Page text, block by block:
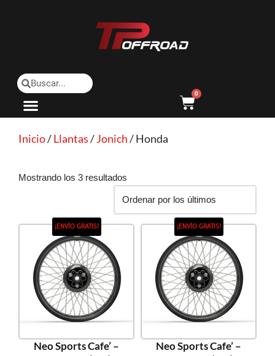
0
Inicio/Llantas/Jonich/ Honda
Mostrando los 3 resultados
¡ENVÍO GRATIS!
Neo Sports Cafe’ –
¡ENVÍO GRATIS!
Neo Sports Cafe’ –